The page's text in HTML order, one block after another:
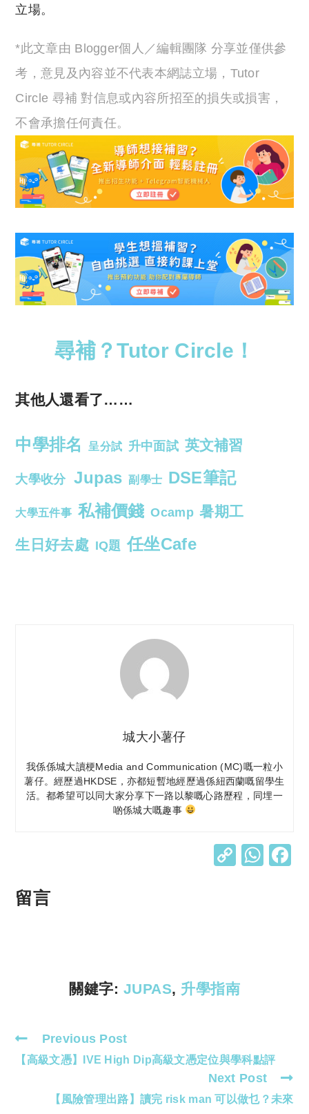
立場。
*此文章由 Blogger個人／編輯團隊 分享並僅供參
考，意見及內容並不代表本網誌立場，Tutor
Circle 尋補 對信息或內容所招至的損失或損害，
不會承擔任何責任。
尋補？Tutor Circle！
其他人還看了……
中學排名 呈分試 升中面試 英文補習
大學收分 Jupas 副學士 DSE筆記
大學五件事 私補價錢 Ocamp 暑期工
生日好去處 IQ題 任坐Cafe
城大小薯仔
我係係城大讀梗Media and Communication (MC)嘅一粒小
薯仔。經歷過HKDSE，亦都短暫地經歷過係紐西蘭嘅留學生
活。都希望可以同大家分享下一路以黎嘅心路歷程，同埋一
啲係城大嘅趣事
C W
留言
關鍵字: JUPAS, 升學指南
Read
more
Previous Post
【高級文憑】IVE High Dip高級文憑定位與學科點評
Next Post
【風險管理出路】讀完 risk man 可以做乜？未來